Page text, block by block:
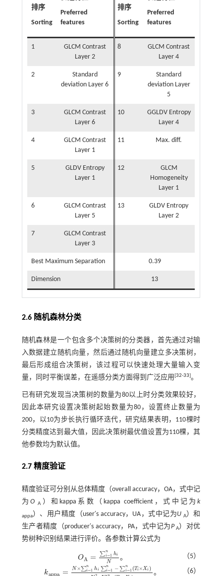
排序
Sorting
Preferred
features
排序
Sorting
Preferred
features
1
GLCM Contrast
Layer 2
8
GLCM Contrast
Layer 4
2
Standard
deviation Layer 6
9
Standard
deviation Layer
5
3
GLCM Contrast
Layer 6
10
GGLDV Entropy
Layer 4
4
GLCM Contrast
Layer 1
11 Max. diff.
5
GLDV Entropy
Layer 1
12
GLCM
Homogeneity
Layer 1
6
GLCM Contrast
Layer 5
13
GLDV Entropy
Layer 2
7
GLCM Contrast
Layer 3
Best Maximum Separation 0.39
Dimension 13
2.6 随机森林分类
随机森林是一个包含多个决策树的分类器，首先通过对输
入数据建立随机向量，然后通过随机向量建立多决策树，
最后形成组合决策树，该过程可以快速处理大量输入变
量，同时平衡误差，在遥感分类方面得到广泛应用 [32-33]。
已有研究发现当决策树的数量为80以上时分类效果较好，
因此本研究设置决策树起始数量为80，设置终止数量为
200，以10为步长执行循环迭代，研究结果表明，110棵时
分类精度达到最大值，因此决策树最优值设置为110棵，其
他参数均为默认值。
2.7 精度验证
精度验证可分别从总体精度（overall accuracy，OA，式中记
为 O A ）和kappa系数（kappa coefficient，式中记为k
appa）、用户精度（user′s accuracy，UA，式中记为U A ）和
生产者精度（producer′s accuracy，PA，式中记为P A）对优
势树种识别结果进行评价。各参数计算公式为
OA = ∑n
i=1 hi
N
OA= ∑i= 1nhiN 。 （5）
kappa = N×∑n
i=1 hi ∑n
i=1 −∑n
i=1 (Ti × Xi)
kappa =N ×∑i=1nhi∑i=1n-∑i=1nTi×XiN2-∑i=
。 （6）